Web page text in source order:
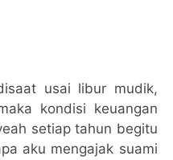
usai libur mudik,
kondisi keuangan
setiap tahun begitu
aku mengajak suami